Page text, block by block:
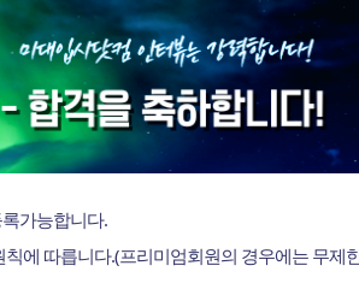
미대배치표 2022 미대정시배치표 백분위 미
2021 홍대 창아 예비반 전시회
이지링팔레트 - 미술학원,실기대회장, 작업
2021 홍대앞 입시미술 실기대전 A+ 우수작
2021 홍대앞 입시미술 실기대전 입시반 예비
가능합니다.
에 따릅니다.(프리미엄회원의 경우에는 무제